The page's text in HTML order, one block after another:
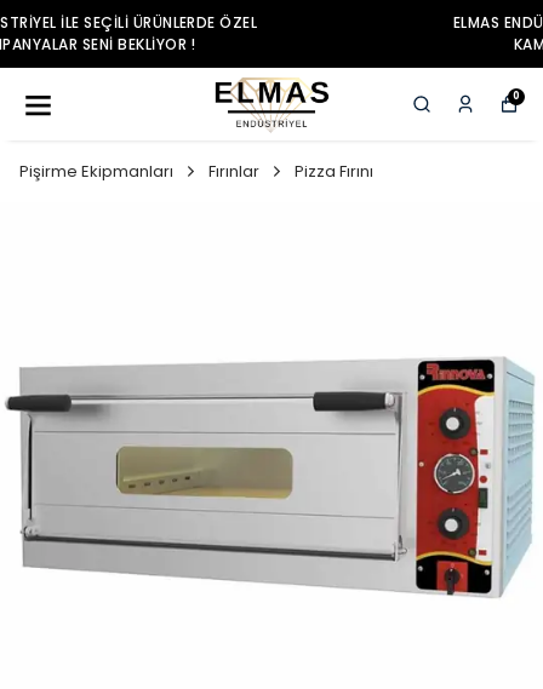
ELMAS ENDÜSTRIYEL ILE SEÇILI ÜRÜNLERDE ÖZEL
KAMPANYALAR SENI BEKLIYOR !
0
Pişirme Ekipmanları Fırınlar Pizza Fırını